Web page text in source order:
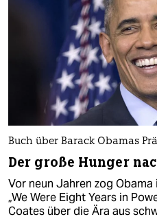
Buch über Barack Obamas
Der große Hunger
Vor neun Jahren zog Obama
„We Were Eight Years in
Coates über die Ära aus